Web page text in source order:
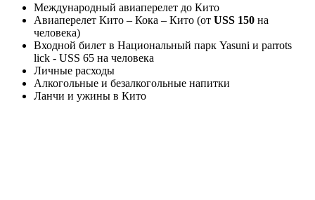
Международный авиаперелет до Кито
Авиаперелет Кито – Кока – Кито (от USS 150 на
человека)
Входной билет в Национальный парк Yasuni и parrots
lick - USS 65 на человека
Личные расходы
Алкогольные и безалкогольные напитки
Ланчи и ужины в Кито